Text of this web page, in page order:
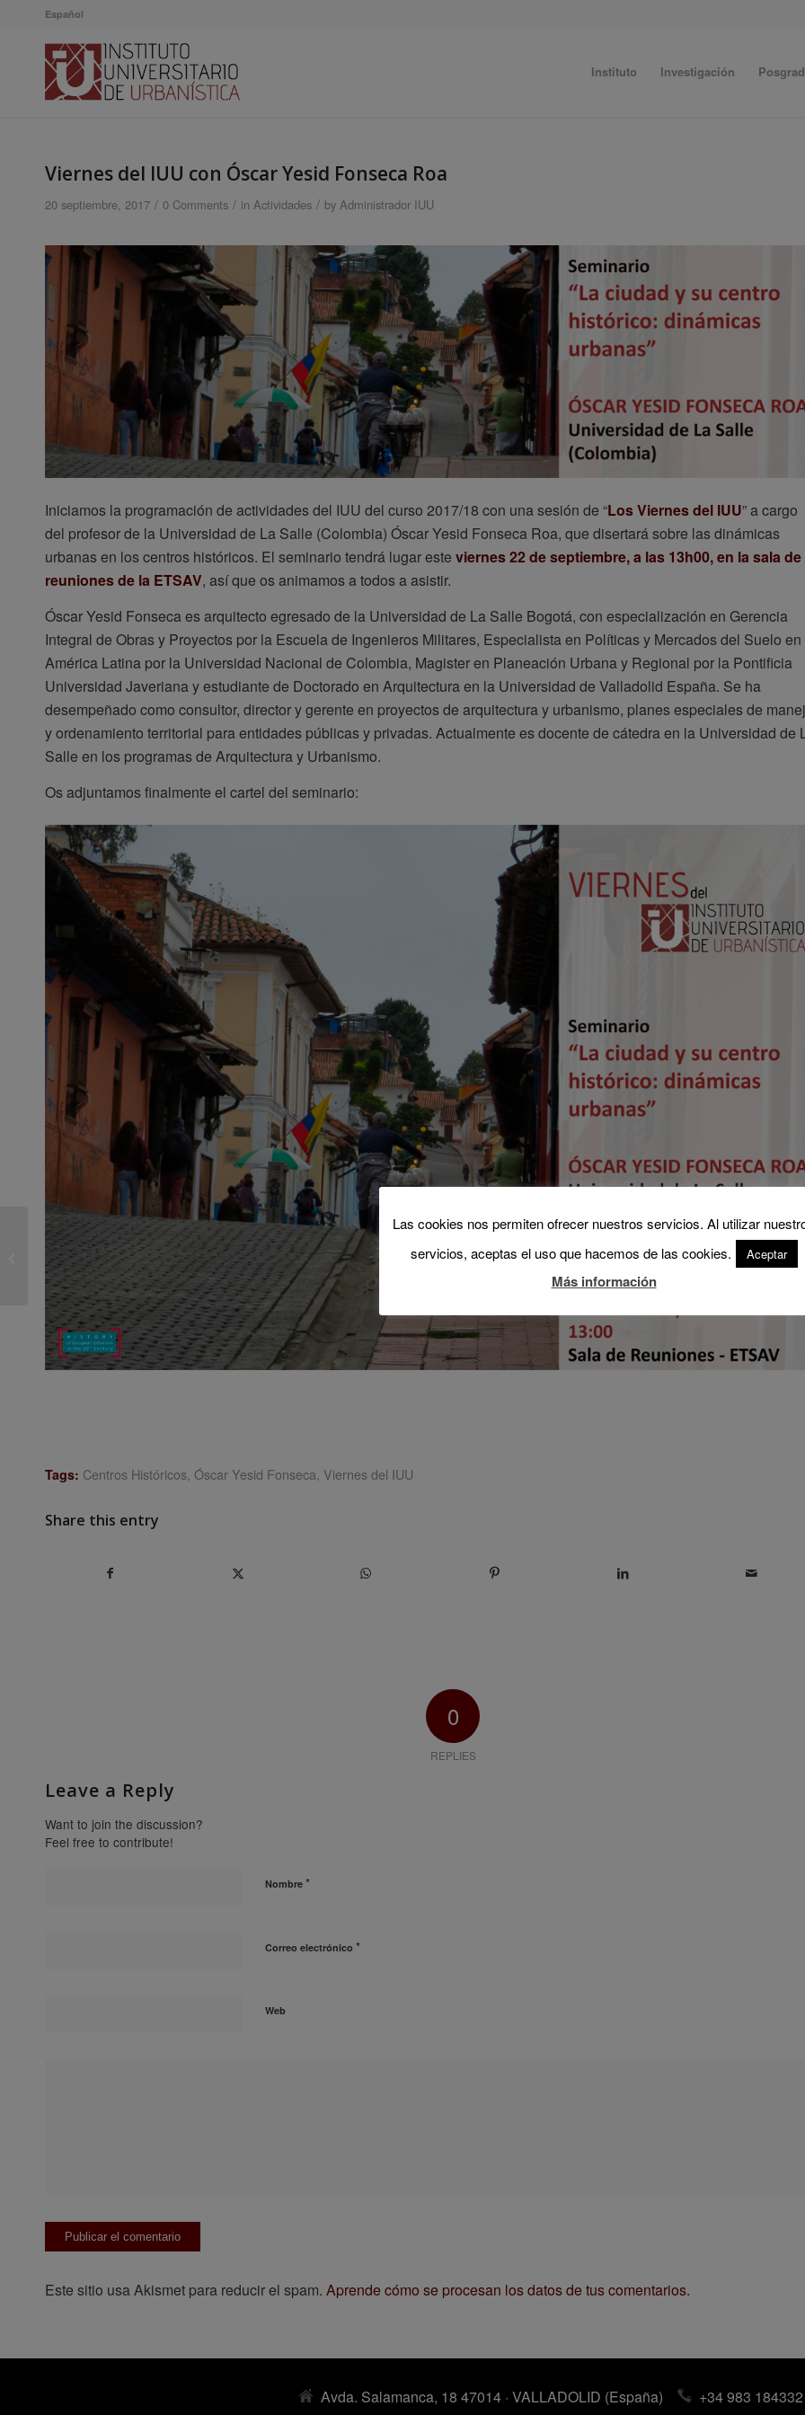
Español
Instituto Investigación
Viernes del IUU con Óscar Yesid Fonseca Roa
20 septiembre, 2017 / 0 Comments / in Actividades / by Administrador IUU
Iniciamos la programación de actividades del IUU del curso 2017/18 con una sesión de “Los Viernes del IUU” a cargo
del profesor de la Universidad de La Salle (Colombia) Óscar Yesid Fonseca Roa, que disertará sobre las dinámicas
urbanas en los centros históricos. El seminario tendrá lugar este viernes 22 de septiembre, a las 13h00, en la sala de
reuniones de la ETSAV, así que os animamos a todos a asistir.
Óscar Yesid Fonseca es arquitecto egresado de la Universidad de La Salle Bogotá, con especialización en Gerencia
Integral de Obras y Proyectos por la Escuela de Ingenieros Militares, Especialista en Políticas y Mercados del Suelo en
América Latina por la Universidad Nacional de Colombia, Magister en Planeación Urbana y Regional por la Pontificia
Universidad Javeriana y estudiante de Doctorado en Arquitectura en la Universidad de Valladolid España. Se ha
desempeñado como consultor, director y gerente en proyectos de arquitectura y urbanismo, planes especiales de
y ordenamiento territorial para entidades públicas y privadas. Actualmente es docente de cátedra en la Universidad de
Salle en los programas de Arquitectura y Urbanismo.
Os adjuntamos finalmente el cartel del seminario:
Tags: Centros Históricos Óscar Yesid Fonseca Viernes del IUU
Share this entry
0
REPLIES
Leave a Reply
Want to join the discussion?
Feel free to contribute!
Nombre *
Correo electrónico *
Web
Este sitio usa Akismet para reducir el spam. Aprende cómo se procesan los datos de tus comentarios.
Avda. Salamanca, 18 47014 · VALLADOLID (España) +34 983 184332
Anuncio del acto de entrega de los
Premios de Innovación Educativa
Consejo...
Las cookies nos permiten ofrecer nuestros servicios. Al utilizar
servicios, aceptas el uso que hacemos de las cookies.
Aceptar
Más información